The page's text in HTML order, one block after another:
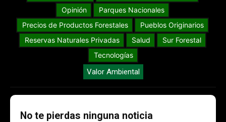
Opinión
Parques Nacionales
Precios de Productos Forestales
Pueblos Originarios
Reservas Naturales Privadas
Salud
Sur Forestal
Tecnologías
Valor Ambiental
No te pierdas ninguna noticia